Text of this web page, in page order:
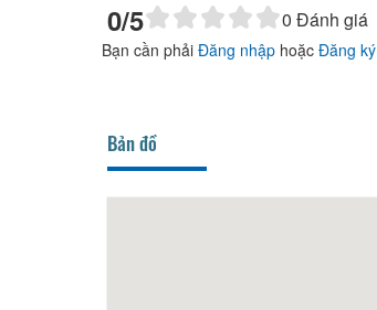
0/5 0 Đánh giá
Bạn cần phải Đăng nhập hoặc Đăng ký
Bản đồ